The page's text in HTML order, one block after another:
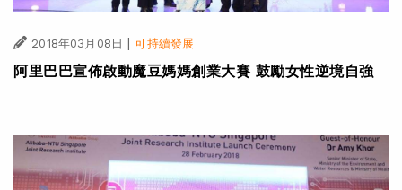
2018年03月08日 | 可持續發展
阿里巴巴宣佈啟動魔豆媽媽創業大賽 鼓勵女性逆境自強